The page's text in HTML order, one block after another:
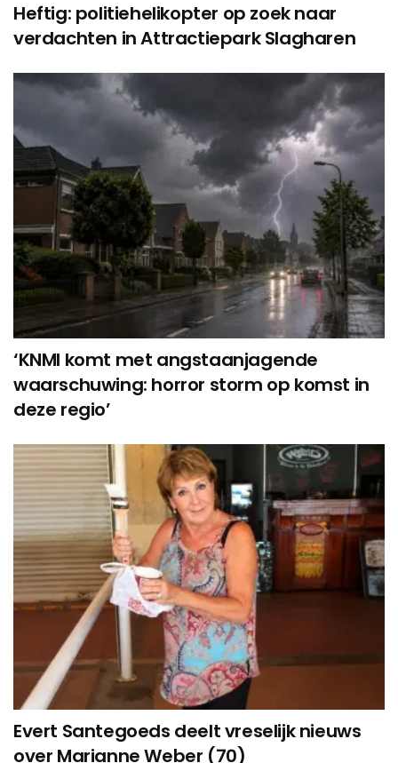
Heftig: politiehelikopter op zoek naar
verdachten in Attractiepark Slagharen
‘KNMI komt met angstaanjagende
waarschuwing: horror storm op komst in
deze regio’
Evert Santegoeds deelt vreselijk nieuws
over Marianne Weber (70)